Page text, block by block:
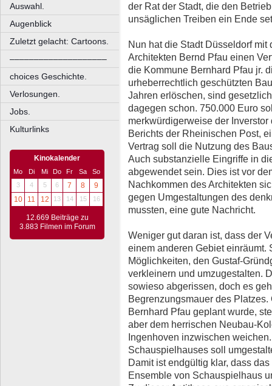
Auswahl.
Augenblick
Zuletzt gelacht: Cartoons.
––––––––––––––––––––
choices Geschichte.
Verlosungen.
Jobs.
Kulturlinks
Kinokalender
Mo Di Mi Do Fr Sa
So
3
4 5 6 7 8
9
10
11 12 13 14 15 16
12.669 Beiträge zu
3.883 Filmen im Forum
der Rat der Stadt, die den
unsäglichen Treiben ein Ende
Nun hat die Stadt Düsseldorf
Architekten Bernd Pfau einen
die Kommune Bernhard Pfau jr.
urheberrechtlich geschützten
Jahren erlöschen, sind
dagegen schon. 750.000 Euro
merkwürdigerweise der
Berichts der Rheinischen Post,
Vertrag soll die Nutzung des
Auch substanzielle Eingriffe in
abgewendet sein. Dies ist vor
Nachkommen des Architekten
gegen Umgestaltungen des
mussten, eine gute Nachricht.
Weniger gut daran ist, dass der
einem anderen Gebiet einräumt.
Möglichkeiten, den Gustaf-
verkleinern und umzugestalten.
sowieso abgerissen, doch es
Begrenzungsmauer des
Bernhard Pfau geplant wurde,
aber dem herrischen Neubau-
Ingenhoven inzwischen
Schauspielhauses soll
Damit ist endgültig klar, dass
Ensemble von Schauspielhaus